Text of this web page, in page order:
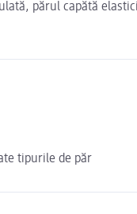
părul capătă
tipurile de păr